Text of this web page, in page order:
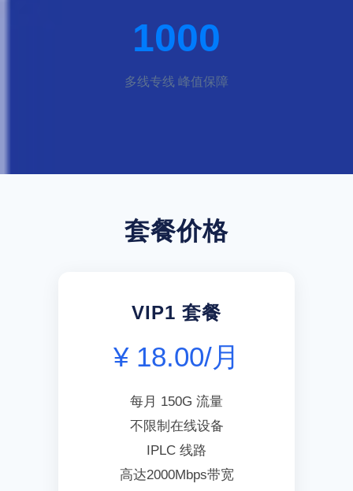
1000
多线专线 峰值保障
套餐价格
VIP1 套餐
¥ 18.00/月
每月 150G 流量
不限制在线设备
IPLC 线路
高达2000Mbps带宽